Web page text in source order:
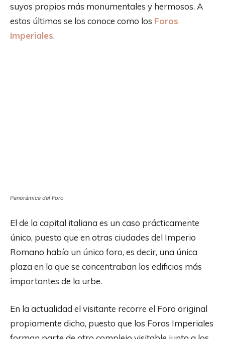
suyos propios más monumentales y hermosos. A
estos últimos se los conoce como los Foros
Imperiales.
Panorámica del Foro
El de la capital italiana es un caso prácticamente
único, puesto que en otras ciudades del Imperio
Romano había un único foro, es decir, una única
plaza en la que se concentraban los edificios más
importantes de la urbe.
En la actualidad el visitante recorre el Foro original
propiamente dicho, puesto que los Foros Imperiales